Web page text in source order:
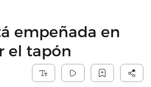
empeñada en
el tapón